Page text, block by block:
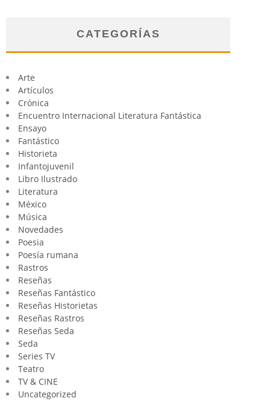
CATEGORÍAS
Arte
Artículos
Crónica
Encuentro Internacional Literatura Fantástica
Ensayo
Fantástico
Historieta
Infantojuvenil
Libro Ilustrado
Literatura
México
Música
Novedades
Poesia
Poesía rumana
Rastros
Reseñas
Reseñas Fantástico
Reseñas Historietas
Reseñas Rastros
Reseñas Seda
Seda
Series TV
Teatro
TV & CINE
Uncategorized